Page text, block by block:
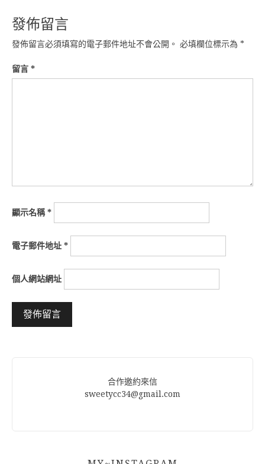
發佈留言
發佈留言必須填寫的電子郵件地址不會公開。 必填欄位標示為 *
留言 *
顯示名稱*
電子郵件地址 *
個人網站網址
合作邀約來信
sweetycc34@gmail.com